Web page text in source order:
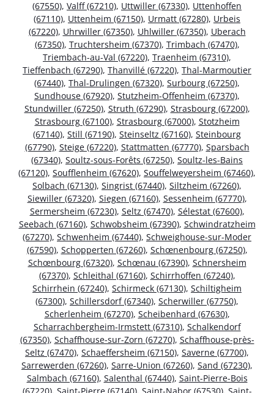
(67550), Valff (67210), Uttwiller (67330), Uttenhoffen
(67110), Uttenheim (67150), Urmatt (67280), Urbeis
(67220), Uhrwiller (67350), Uhlwiller (67350), Uberach
(67350), Truchtersheim (67370), Trimbach (67470),
Triembach-au-Val (67220), Traenheim (67310),
Tieffenbach (67290), Thanvillé (67220), Thal-Marmoutier
(67440), Thal-Drulingen (67320), Surbourg (67250),
Sundhouse (67920), Stutzheim-Offenheim (67370),
Stundwiller (67250), Struth (67290), Strasbourg (67200),
Strasbourg (67100), Strasbourg (67000), Stotzheim
(67140), Still (67190), Steinseltz (67160), Steinbourg
(67790), Steige (67220), Stattmatten (67770), Sparsbach
(67340), Soultz-sous-Forêts (67250), Soultz-les-Bains
(67120), Soufflenheim (67620), Souffelweyersheim (67460),
Solbach (67130), Singrist (67440), Siltzheim (67260),
Siewiller (67320), Siegen (67160), Sessenheim (67770),
Sermersheim (67230), Seltz (67470), Sélestat (67600),
Seebach (67160), Schwobsheim (67390), Schwindratzheim
(67270), Schwenheim (67440), Schweighouse-sur-Moder
(67590), Schopperten (67260), Schœnenbourg (67250),
Schœnbourg (67320), Schœnau (67390), Schnersheim
(67370), Schleithal (67160), Schirrhoffen (67240),
Schirrhein (67240), Schirmeck (67130), Schiltigheim
(67300), Schillersdorf (67340), Scherwiller (67750),
Scherlenheim (67270), Scheibenhard (67630),
Scharrachbergheim-Irmstett (67310), Schalkendorf
(67350), Schaffhouse-sur-Zorn (67270), Schaffhouse-près-
Seltz (67470), Schaeffersheim (67150), Saverne (67700),
Sarrewerden (67260), Sarre-Union (67260), Sand (67230),
Salmbach (67160), Salenthal (67440), Saint-Pierre-Bois